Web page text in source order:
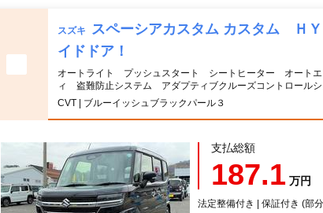
スズキ
スペーシアカスタム カスタム Ｈ
イドドア！
オートライト プッシュスタート シートヒーター オート
ィ 盗難防止システム アダプティブクルーズコントロール
CVT | ブルーイッシュブラックパール３
支払総額
187.1 万円
法定整備付き | 保証付き (部